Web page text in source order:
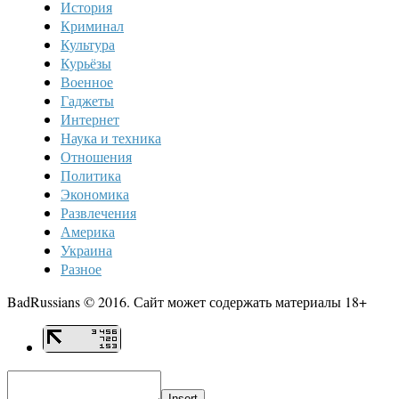
История
Криминал
Культура
Курьёзы
Военное
Гаджеты
Интернет
Наука и техника
Отношения
Политика
Экономика
Развлечения
Америка
Украина
Разное
BadRussians © 2016. Сайт может содержать материалы 18+